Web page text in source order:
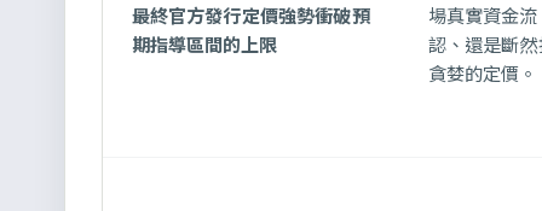
最終官方發行定價強勢衝破預
期指導區間的上限
場真實資金
認、還是斷
貪婪的定價。